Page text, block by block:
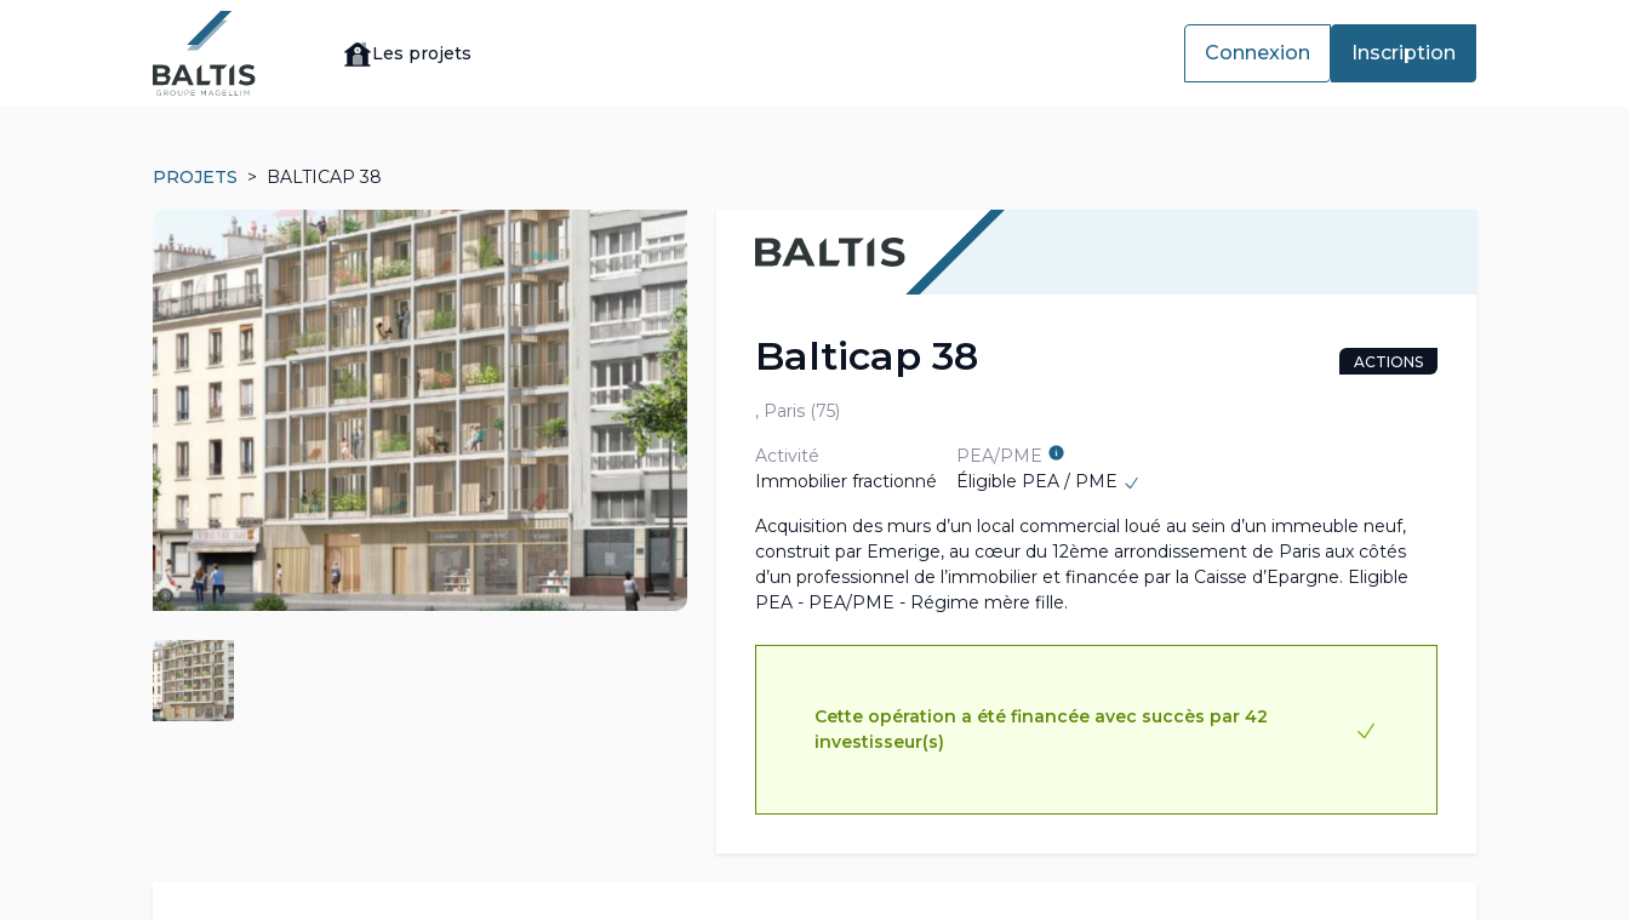
Les projets Connexion Inscription
PROJETS BALTICAP 38
Balticap 38 ACTIONS
, Paris (75)
Activité
Immobilier fractionné
PEA/PME
Éligible PEA / PME
Acquisition des murs d’un local commercial loué au sein d’un immeuble neuf,
construit par Emerige, au cœur du 12ème arrondissement de Paris aux côtés
d’un professionnel de l’immobilier et financée par la Caisse d’Epargne. Eligible
PEA - PEA/PME - Régime mère fille.
Cette opération a été financée avec succès par 42
investisseur(s)